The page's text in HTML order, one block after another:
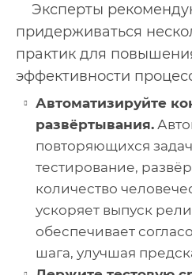
Эксперты
придерживаться
практик для
эффективности
Автоматизируйте
развёртывания.
повторяющихся
тестирование,
количество
ускоряет выпуск
обеспечивает
шага, улучшая